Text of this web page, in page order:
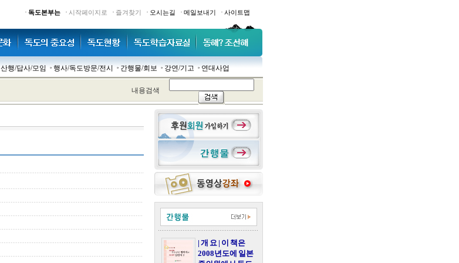
· 독도본부는 · 시작페이지로 · 즐겨찾기 · 오시는길 · 메일보내기 · 사이트맵
산행/답사/모임 행사/독도방문/전시 간행물/회보 강연/기고 연대사업
내용검색
| 개 요 | 이 책은
2008년도에 일본